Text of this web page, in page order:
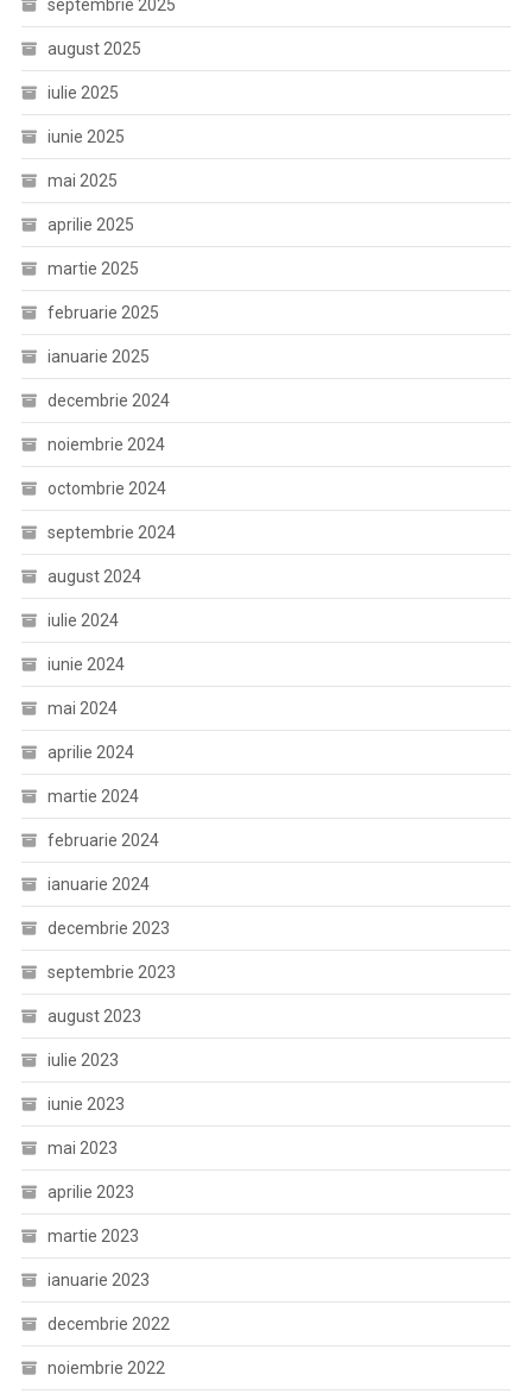
septembrie 2025
august 2025
iulie 2025
iunie 2025
mai 2025
aprilie 2025
martie 2025
februarie 2025
ianuarie 2025
decembrie 2024
noiembrie 2024
octombrie 2024
septembrie 2024
august 2024
iulie 2024
iunie 2024
mai 2024
aprilie 2024
martie 2024
februarie 2024
ianuarie 2024
decembrie 2023
septembrie 2023
august 2023
iulie 2023
iunie 2023
mai 2023
aprilie 2023
martie 2023
ianuarie 2023
decembrie 2022
noiembrie 2022